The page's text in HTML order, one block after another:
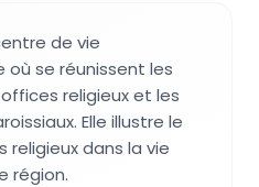
de vie
se réunissent les
religieux et les
Elle illustre le
religieux dans la vie
région.